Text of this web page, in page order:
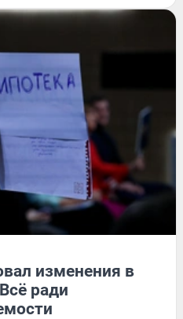
изменения в
ради